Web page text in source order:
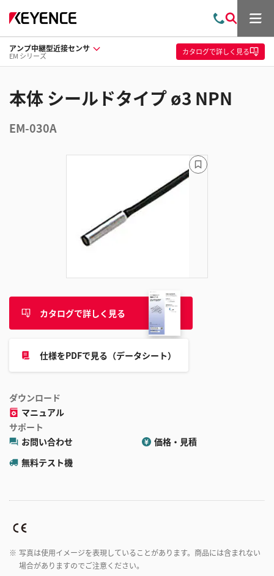
問
い
合
わ
索
メ
ュ
ー
アンプ中継型近接センサ
EM シリーズ カタログで詳しく見る
本体 シールドタイプ ø3 NPN
EM-030A
カタログで詳しく見る
仕様をPDFで見る（データシート）
ダウンロード
マニュアル
サポート
お問い合わせ
価格・見積
無料テスト機
※ 写真は使用イメージを表現していることがあります。商品には含まれない
場合がありますのでご注意ください。
ブ
ッ